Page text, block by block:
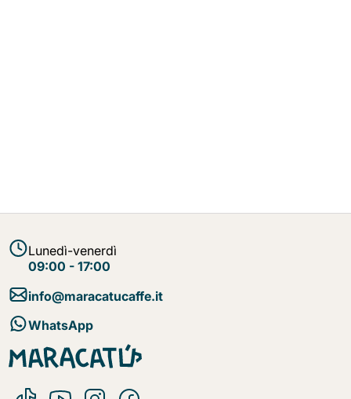
Lunedì-venerdì
09:00 - 17:00
info@maracatucaffe.it
WhatsApp